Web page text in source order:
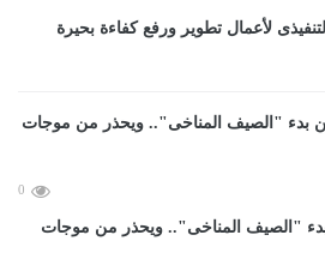
لأعمال تطوير ورفع كفاءة بحيرة
0
"الصيف المناخى".. ويحذر من موجات